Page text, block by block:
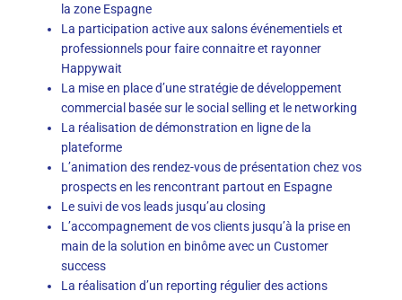
la zone Espagne
La participation active aux salons événementiels et
professionnels pour faire connaitre et rayonner
Happywait
La mise en place d’une stratégie de développement
commercial basée sur le social selling et le networking
La réalisation de démonstration en ligne de la
plateforme
L’animation des rendez-vous de présentation chez vos
prospects en les rencontrant partout en Espagne
Le suivi de vos leads jusqu’au closing
L’accompagnement de vos clients jusqu’à la prise en
main de la solution en binôme avec un Customer
success
La réalisation d’un reporting régulier des actions